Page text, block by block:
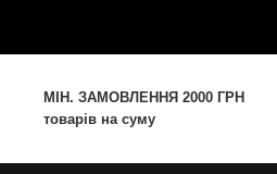
МІН. ЗАМОВЛЕННЯ 2000 ГРН
товарів на суму